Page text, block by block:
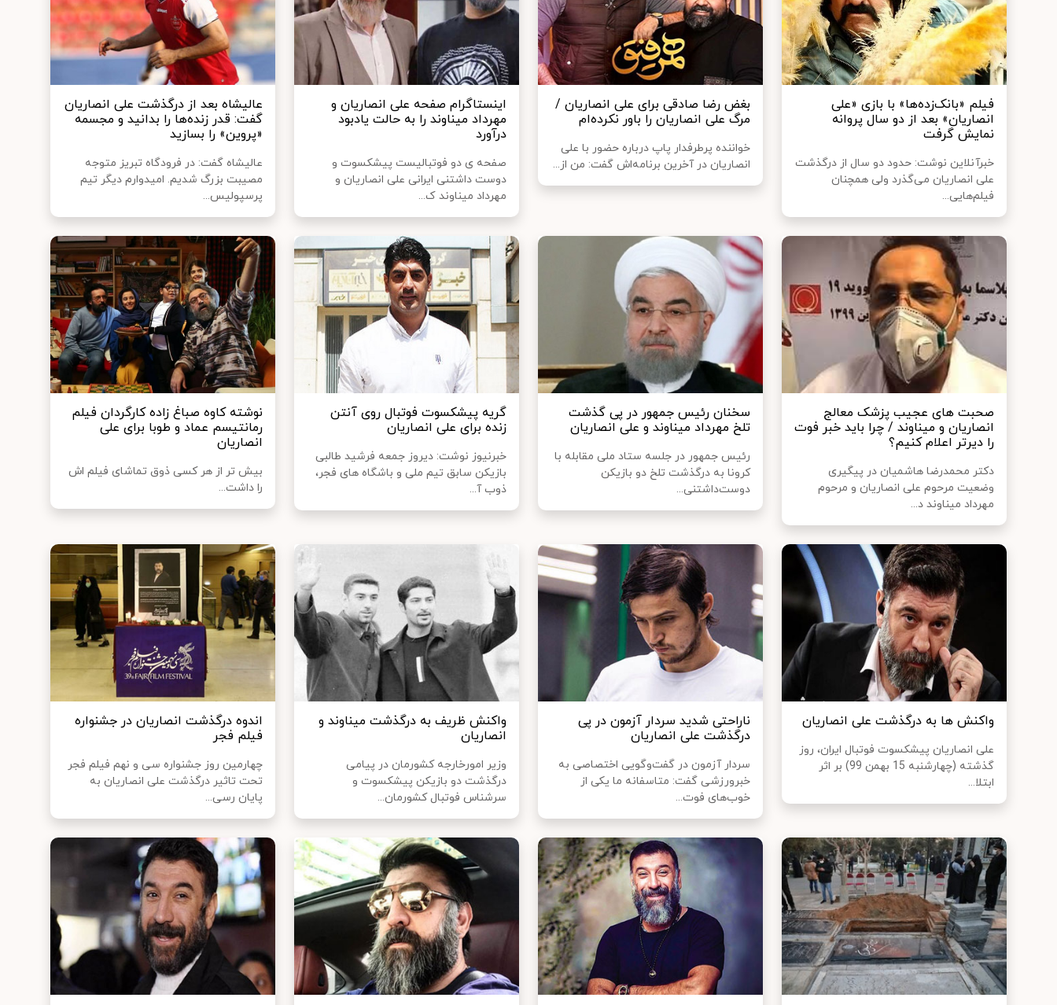
فیلم «بانک‌زده‌ها» با بازی «علی
انصاریان» بعد از دو سال پروانه
نمایش گرفت
خبرآنلاین نوشت: حدود دو سال از درگذشت
علی انصاریان می‌گذرد ولی همچنان
فیلم‌هایی...
بغض رضا صادقی برای علی انصاریان /
مرگ علی انصاریان را باور نکرده‌ام
خواننده‌ پرطرفدار پاپ درباره حضور با علی
انصاریان در آخرین برنامه‌اش گفت: من از...
اینستاگرام صفحه علی انصاریان و
مهرداد میناوند را به حالت یادبود
درآورد
صفحه ی دو فوتبالیست پیشکسوت و
دوست داشتنی ایرانی علی انصاریان و
مهرداد میناوند ک...
عالیشاه بعد از درگذشت علی انصاریان
گفت: قدر زنده‌ها را بدانید و مجسمه
«پروین» را بسازید
عالیشاه گفت: در فرودگاه تبریز متوجه
مصیبت بزرگ شدیم. امیدوارم دیگر تیم
پرسپولیس...
صحبت های عجیب پزشک معالج
انصاریان و میناوند / چرا باید خبر فوت
را دیرتر اعلام کنیم؟
دکتر محمدرضا هاشمیان در پیگیری
وضعیت مرحوم علی انصاریان و مرحوم
مهرداد میناوند د...
سخنان رئیس جمهور در پی گذشت
تلخ مهرداد میناوند و علی انصاریان
رئیس جمهور در جلسه ستاد ملی مقابله با
کرونا به درگذشت تلخ دو بازیکن
دوست‌داشتنی...
گریه پیشکسوت فوتبال روی آنتن
زنده برای علی انصاریان
خبرنیوز نوشت: دیروز جمعه فرشید طالبی
بازیکن سابق تیم ملی و باشگاه های فجر،
ذوب آ...
نوشته کاوه صباغ زاده کارگردان فیلم
رمانتیسم عماد و طوبا برای علی
انصاریان
بیش تر از هر کسی ذوق تماشای فیلم اش
را داشت...
واکنش ها به درگذشت علی انصاریان
علی انصاریان پیشکسوت فوتبال ایران، روز
گذشته (چهارشنبه 15 بهمن 99) بر اثر
ابتلا...
ناراحتی شدید سردار آزمون در پی
درگذشت علی انصاریان
سردار آزمون در گفت‌وگویی اختصاصی به
خبرورزشی گفت: متاسفانه ما یکی از
خوب‌های فوت...
واکنش ظریف به درگذشت میناوند و
انصاریان
وزیر امورخارجه کشورمان در پیامی
درگذشت دو بازیکن پیشکسوت و
سرشناس فوتبال کشورمان...
اندوه درگذشت انصاریان در جشنواره
فیلم فجر
چهارمین روز جشنواره سی و نهم فیلم فجر
تحت تاثیر درگذشت علی انصاریان به
پایان رسی...